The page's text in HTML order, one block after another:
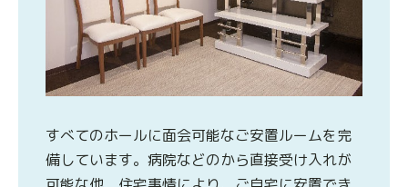
すべてのホールに面会可能なご安置ルームを完
備しています。病院などのから直接受け入れが